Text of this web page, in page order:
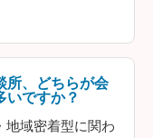
所、どちらが会
いですか？
地域密着型に関わ